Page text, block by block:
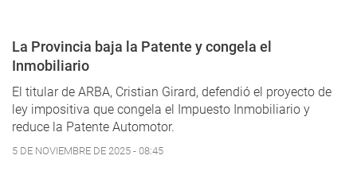
La Provincia baja la Patente y congela el
Inmobiliario
El titular de ARBA, Cristian Girard, defendió el proyecto de
ley impositiva que congela el Impuesto Inmobiliario y
reduce la Patente Automotor.
5 DE NOVIEMBRE DE 2025 - 08:45